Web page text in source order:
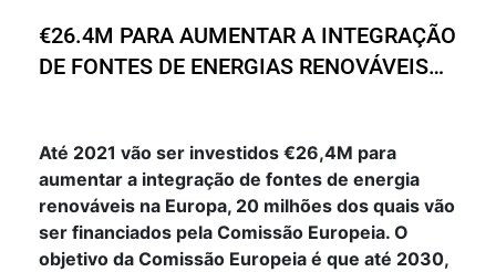
€26.4M PARA AUMENTAR A INTEGRAÇÃO
DE FONTES DE ENERGIAS RENOVÁVEIS
Até 2021 vão ser investidos €26,4M para
aumentar a integração de fontes de energia
renováveis na Europa, 20 milhões dos quais vão
ser financiados pela Comissão Europeia. O
objetivo da Comissão Europeia é que até 2030,